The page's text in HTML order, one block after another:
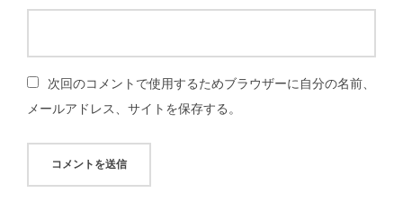
次回のコメントで使用するためブラウザーに自分の名前、
メールアドレス、サイトを保存する。